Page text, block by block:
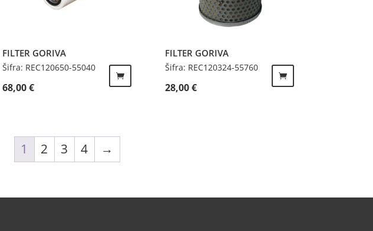
FILTER GORIVA
Šifra: REC120650-55040
68,00€
FILTER GORIVA
Šifra: REC120324-55760
28,00€
1 2 3 4 →